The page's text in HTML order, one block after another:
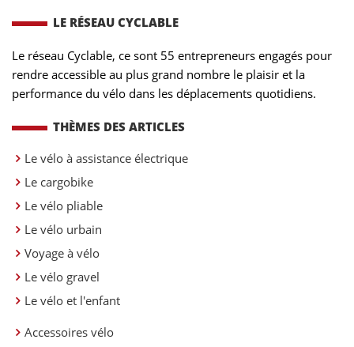
LE RÉSEAU CYCLABLE
Le réseau Cyclable, ce sont 55 entrepreneurs engagés pour
rendre accessible au plus grand nombre le plaisir et la
performance du vélo dans les déplacements quotidiens.
THÈMES DES ARTICLES
Le vélo à assistance électrique
Le cargobike
Le vélo pliable
Le vélo urbain
Voyage à vélo
Le vélo gravel
Le vélo et l'enfant
Accessoires vélo